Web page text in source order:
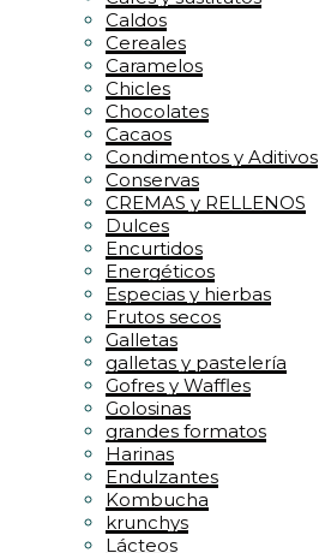
Caldos
Cereales
Caramelos
Chicles
Chocolates
Cacaos
Condimentos y Aditivos
Conservas
CREMAS y RELLENOS
Dulces
Encurtidos
Energéticos
Especias y hierbas
Frutos secos
Galletas
galletas y pastelería
Gofres y Waffles
Golosinas
grandes formatos
Harinas
Endulzantes
Kombucha
krunchys
Lácteos